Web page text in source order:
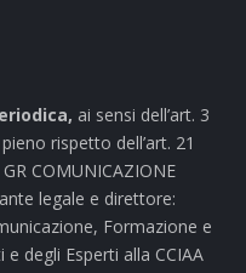
ai sensi dell’art. 3
rispetto dell’art. 21
COMUNICAZIONE
legale e direttore:
Formazione e
e degli Esperti alla CCIAA